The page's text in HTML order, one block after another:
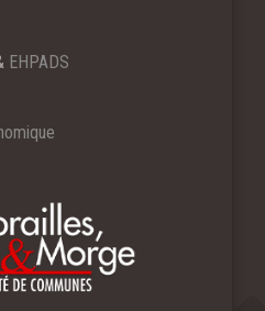
EHPADS